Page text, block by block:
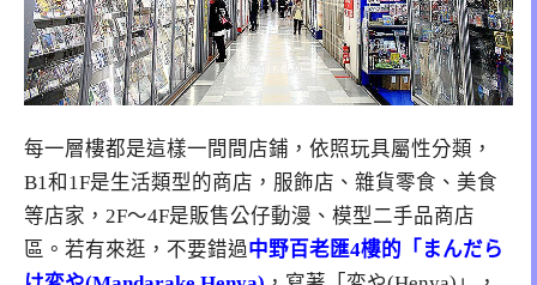
每一層樓都是這樣一間間店鋪，依照玩具屬性分類，
B1和1F是生活類型的商店，服飾店、雜貨零食、美食
等店家，2F～4F是販售公仔動漫、模型二手品商店
區。若有來逛，不要錯過中野百老匯4樓的「まんだら